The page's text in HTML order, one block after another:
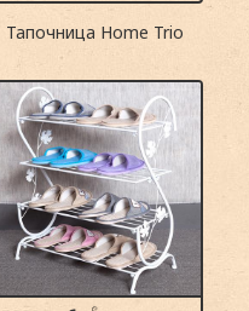
Тапочница Home Trio